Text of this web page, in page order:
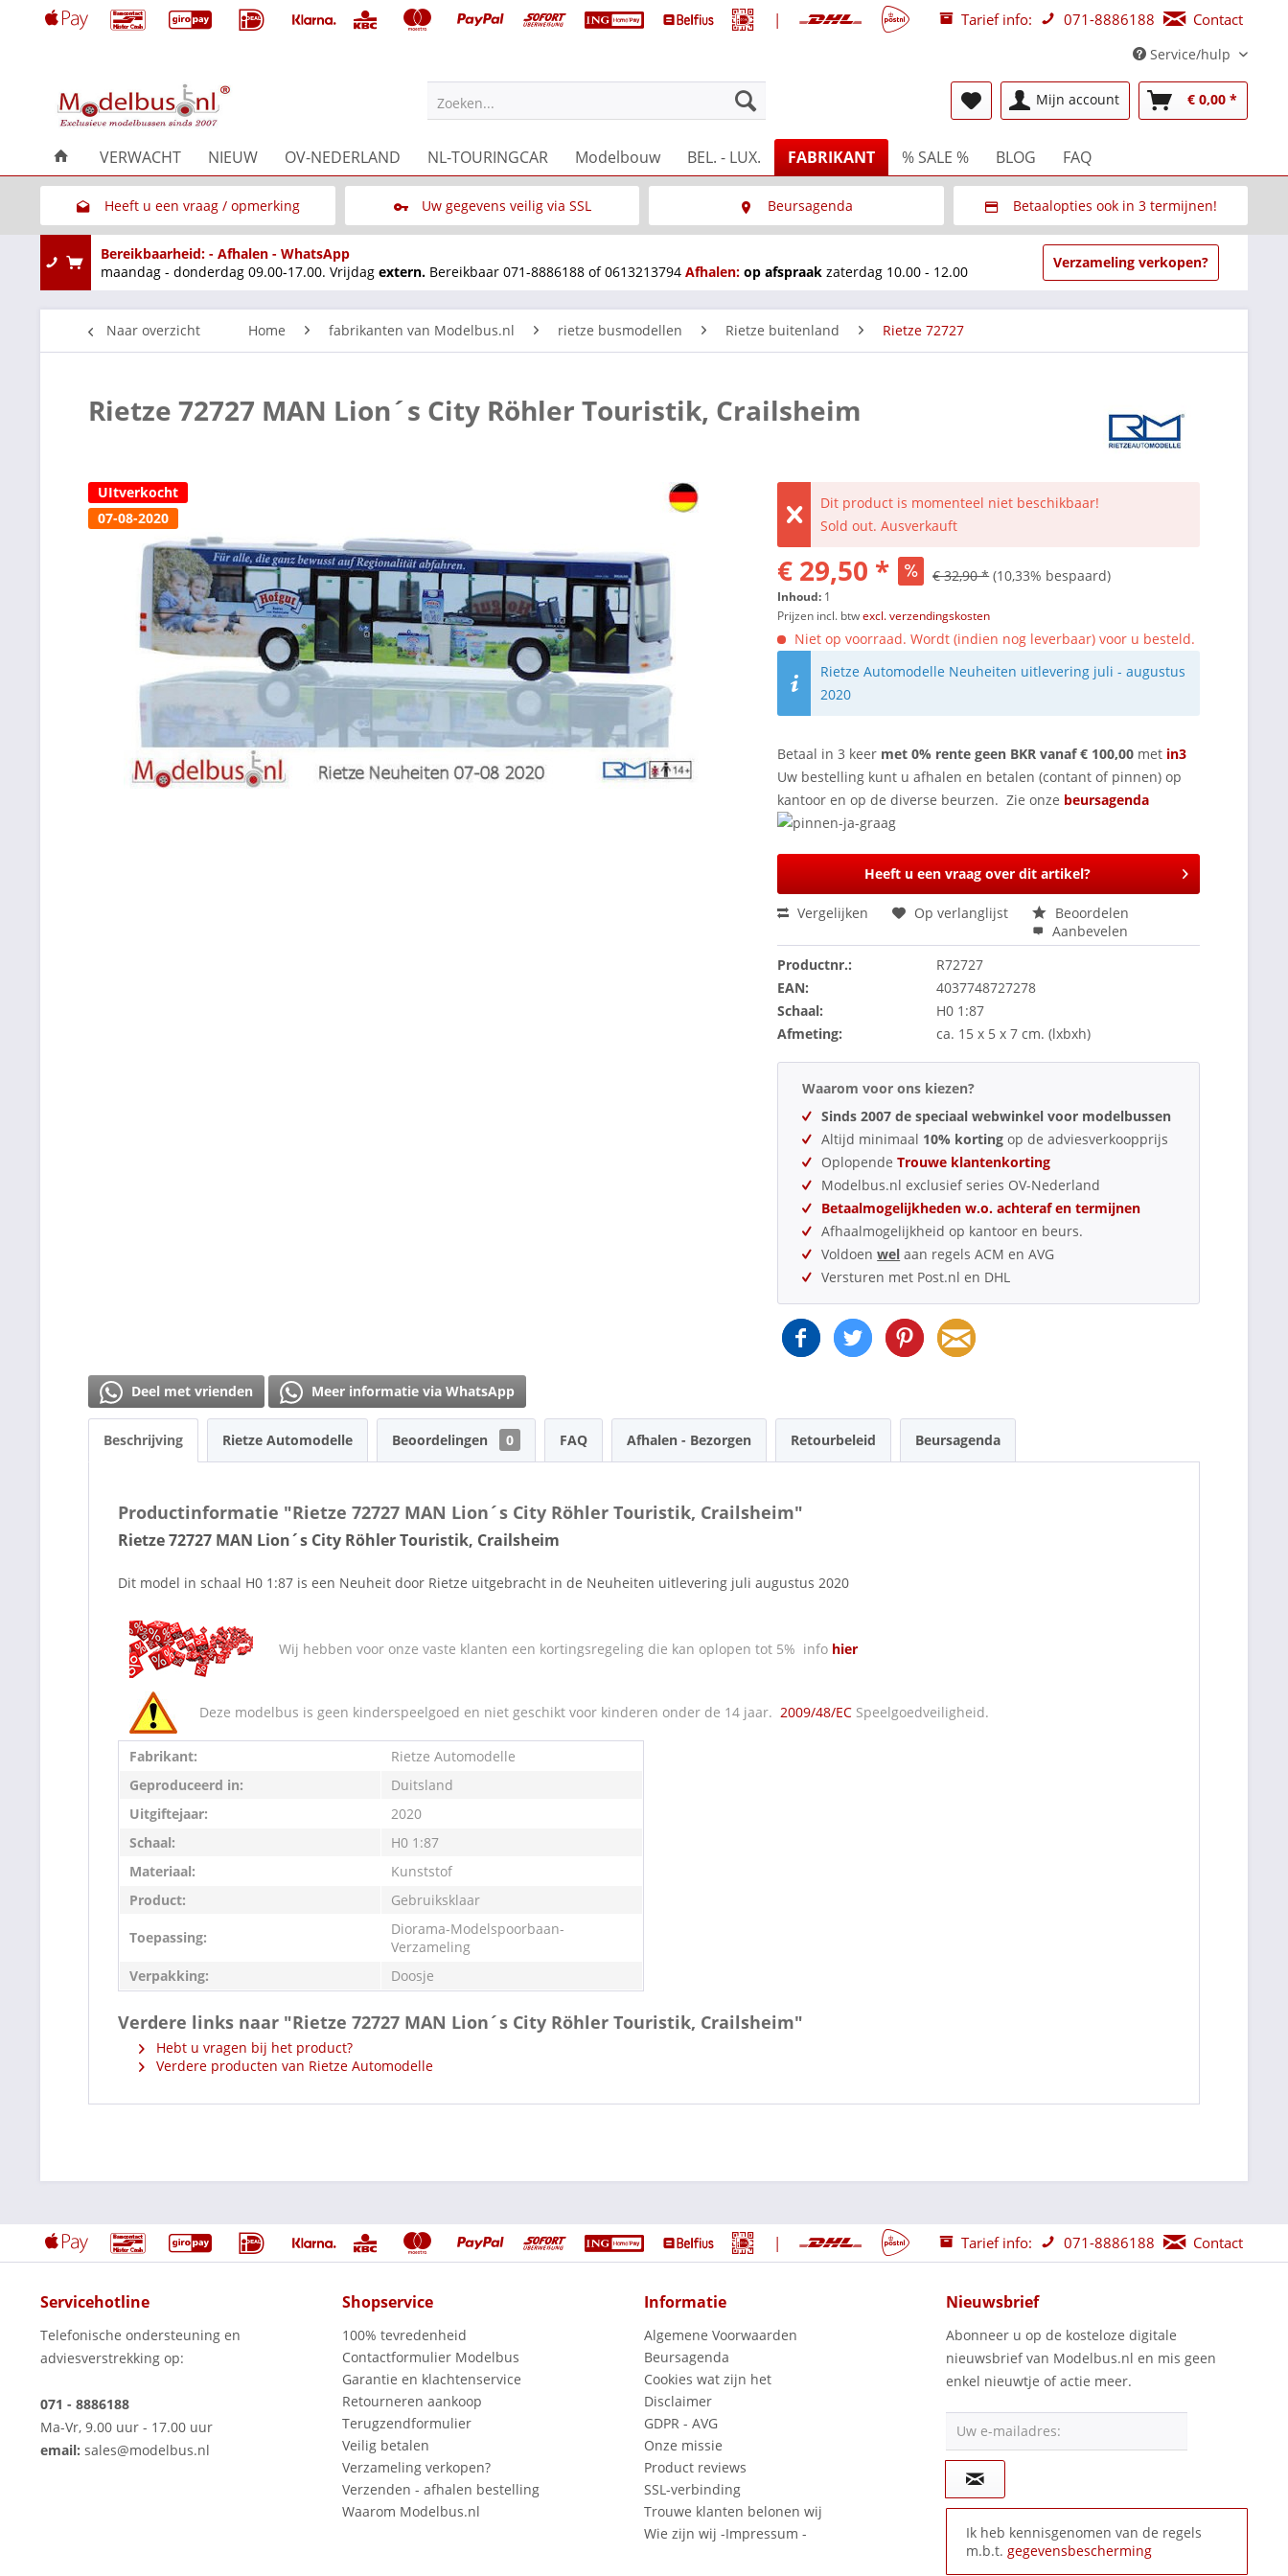
| Tarief info: 071-8886188 Contact
Service/hulp
Zoeken... Mijn account € 0,00 *
VERWACHT NIEUW OV-NEDERLAND NL-TOURINGCAR Modelbouw BEL. - LUX. FABRIKANT % SALE % BLOG FAQ
Heeft u een vraag / opmerking
Link naar het contactformulier
Uw gegevens veilig via SSL Beursagenda Betaalopties ook in 3 termijnen!
Via Multisafepay (veilig via SSL)
Bereikbaarheid: - Afhalen - WhatsApp
maandag - donderdag 09.00-17.00. Vrijdag extern. Bereikbaar 071-8886188 of 0613213794 Afhalen: op afspraak zaterdag 10.00 - 12.00
Verzameling verkopen?
Naar overzicht Home fabrikanten van Modelbus.nl rietze busmodellen Rietze buitenland Rietze 72727
Rietze 72727 MAN Lion´s City Röhler Touristik, Crailsheim
UItverkocht
07-08-2020
Dit product is momenteel niet beschikbaar!
Sold out. Ausverkauft
€ 29,50 * € 32,90 * (10,33% bespaard)
Inhoud: 1
Prijzen incl. btwexcl. verzendingskosten
Niet op voorraad. Wordt (indien nog leverbaar) voor u besteld.
Rietze Automodelle Neuheiten uitlevering juli - augustus
2020
Betaal in 3 keer met 0% rente geen BKR vanaf € 100,00 met in3
Uw bestelling kunt u afhalen en betalen (contant of pinnen) op
kantoor en op de diverse beurzen. Zie onze beursagenda
Heeft u een vraag over dit artikel?
Vergelijken Op verlanglijst
Beoordelen
Aanbevelen
Productnr.:
R72727
EAN:
4037748727278
Schaal:
H0 1:87
Afmeting:
ca. 15 x 5 x 7 cm. (lxbxh)
Waarom voor ons kiezen?
Sinds 2007 de speciaal webwinkel voor modelbussen
Altijd minimaal 10% kortingop de adviesverkoopprijs
OplopendeTrouwe klantenkorting
Modelbus.nl exclusief series OV-Nederland
Betaalmogelijkheden w.o. achteraf en termijnen
Afhaalmogelijkheid op kantoor en beurs.
Voldoenwel aan regels ACM en AVG
Versturen met Post.nl en DHL
Deel met vrienden Meer informatie via WhatsApp
Beschrijving Rietze Automodelle Beoordelingen 0 FAQ Afhalen - Bezorgen Retourbeleid Beursagenda
Productinformatie "Rietze 72727 MAN Lion´s City Röhler Touristik, Crailsheim"
Rietze 72727 MAN Lion´s City Röhler Touristik, Crailsheim
Dit model in schaal H0 1:87 is een Neuheit door Rietze uitgebracht in de Neuheiten uitlevering juli augustus 2020
Wij hebben voor onze vaste klanten een kortingsregeling die kan oplopen tot 5% info hier
Deze modelbus is geen kinderspeelgoed en niet geschikt voor kinderen onder de 14 jaar. 2009/48/EC Speelgoedveiligheid.
Fabrikant:
Rietze Automodelle
Geproduceerd in:
Duitsland
Uitgiftejaar:
2020
Schaal:
H0 1:87
Materiaal:
Kunststof
Product:
Gebruiksklaar
Toepassing:
Diorama-Modelspoorbaan-
Verzameling
Verpakking:
Doosje
Verdere links naar "Rietze 72727 MAN Lion´s City Röhler Touristik, Crailsheim"
Hebt u vragen bij het product?
Verdere producten van Rietze Automodelle
| Tarief info: 071-8886188 Contact
Servicehotline
Telefonische ondersteuning en
adviesverstrekking op:
071 - 8886188
Ma-Vr, 9.00 uur - 17.00 uur
email: sales@modelbus.nl
Shopservice
100% tevredenheid
Contactformulier Modelbus
Garantie en klachtenservice
Retourneren aankoop
Terugzendformulier
Veilig betalen
Verzameling verkopen?
Verzenden - afhalen bestelling
Waarom Modelbus.nl
Informatie
Algemene Voorwaarden
Beursagenda
Cookies wat zijn het
Disclaimer
GDPR - AVG
Onze missie
Product reviews
SSL-verbinding
Trouwe klanten belonen wij
Wie zijn wij -Impressum -
Nieuwsbrief
Abonneer u op de kosteloze digitale
nieuwsbrief van Modelbus.nl en mis geen
enkel nieuwtje of actie meer.
Uw e-mailadres:
Ik heb kennisgenomen van de regels
m.b.t. gegevensbescherming